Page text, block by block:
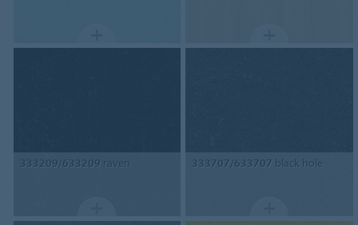
333209/633209 raven 333707/633707 black hole